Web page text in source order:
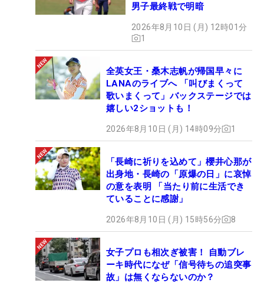
男子最終戦で明暗
2026年8月10日 (月) 12時01分
1
全英女王・桑木志帆が帰国早々に
LANAのライブへ 「叫びまくって
歌いまくって」バックステージでは
嬉しい2ショットも！
2026年8月10日 (月) 14時09分 1
「長崎に祈りを込めて」櫻井心那が
出身地・長崎の「原爆の日」に哀悼
の意を表明 「当たり前に生活でき
ていることに感謝」
2026年8月10日 (月) 15時56分 8
女子プロも相次ぎ被害！ 自動ブレ
ーキ時代になぜ「信号待ちの追突事
故」は無くならないのか？